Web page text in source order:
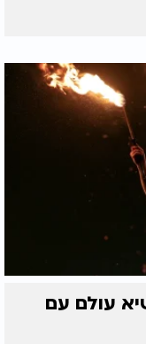
בן 15 שבר שיא עולם עם